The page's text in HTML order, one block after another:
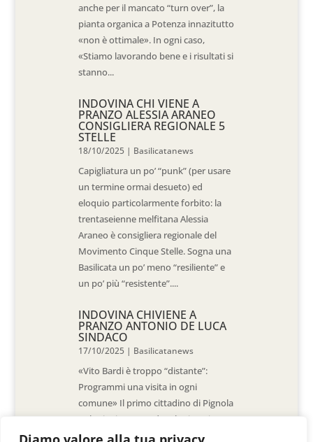
anche per il mancato “turn over”, la
pianta organica a Potenza innazitutto
«non è ottimale». In ogni caso,
«Stiamo lavorando bene e i risultati si
stanno...
INDOVINA CHI VIENE A
PRANZO ALESSIA ARANEO
CONSIGLIERA REGIONALE 5
STELLE
18/10/2025 | Basilicatanews
Capigliatura un po’ “punk” (per usare
un termine ormai desueto) ed
eloquio particolarmente forbito: la
trentaseienne melfitana Alessia
Araneo è consigliera regionale del
Movimento Cinque Stelle. Sogna una
Basilicata un po’ meno “resiliente” e
un po’ più “resistente”....
INDOVINA CHIVIENE A
PRANZO ANTONIO DE LUCA
SINDACO
17/10/2025 | Basilicatanews
«Vito Bardi è troppo “distante”:
Programmi una visita in ogni
comune» Il primo cittadino di Pignola
«L’ho invitato a vedere la situazione
al Pantano, ma non è venuto. La